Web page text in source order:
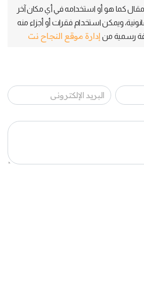
كما هو أو استخدامه في أي مكان آخر
ويمكن استخدام فقرات أو أجزاء منه
رسمية من إدارة موقع النجاح نت